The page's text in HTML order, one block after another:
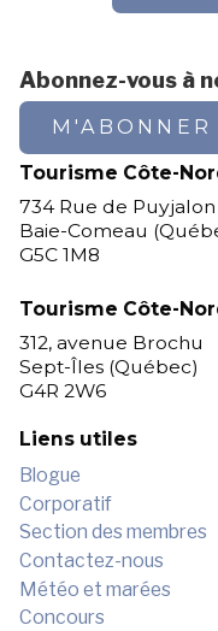
Abonnez-vous à
M'ABONNER
Tourisme Côte-
734 Rue de Puyjalon
Baie-Comeau
G5C 1M8
Tourisme Côte-
312, avenue Brochu
Sept-Îles (Québec)
G4R 2W6
Liens utiles
Blogue
Corporatif
Section des membres
Contactez-nous
Météo et marées
Concours